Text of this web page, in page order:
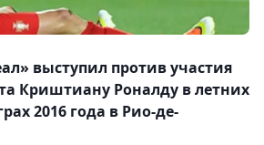
выступил против участия
Криштиану Роналду в летних
2016 года в Рио-де-